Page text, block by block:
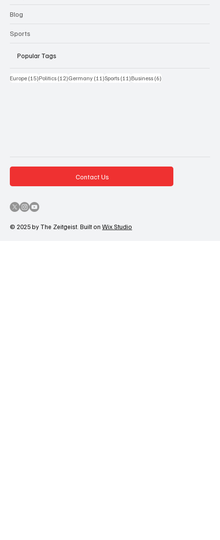
Blog
Sports
Popular Tags
Europe (15)15 Beiträge
Politics (12)12 Beiträge
Germany (11)11 Beiträge
Sports (11)11 Beiträge
Business (6)
© 2025 by The Zeitgeist. Built on Wix Studio
Contact Us